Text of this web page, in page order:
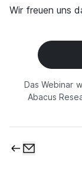
Wir freuen uns
Das Webinar
Abacus